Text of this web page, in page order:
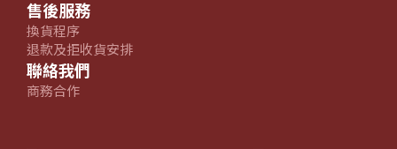
售後服務
換貨程序
退款及拒收貨安排
聯絡我們
商務合作